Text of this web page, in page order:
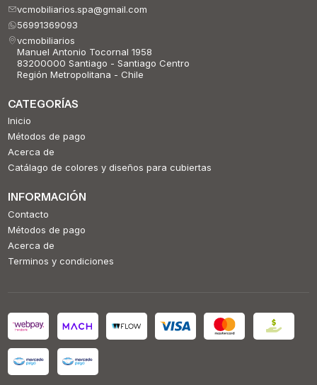
vcmobiliarios.spa@gmail.com
56991369093
vcmobiliarios
Manuel Antonio Tocornal 1958
83200000 Santiago - Santiago Centro
Región Metropolitana - Chile
CATEGORÍAS
Inicio
Métodos de pago
Acerca de
Catálago de colores y diseños para cubiertas
INFORMACIÓN
Contacto
Métodos de pago
Acerca de
Terminos y condiciones